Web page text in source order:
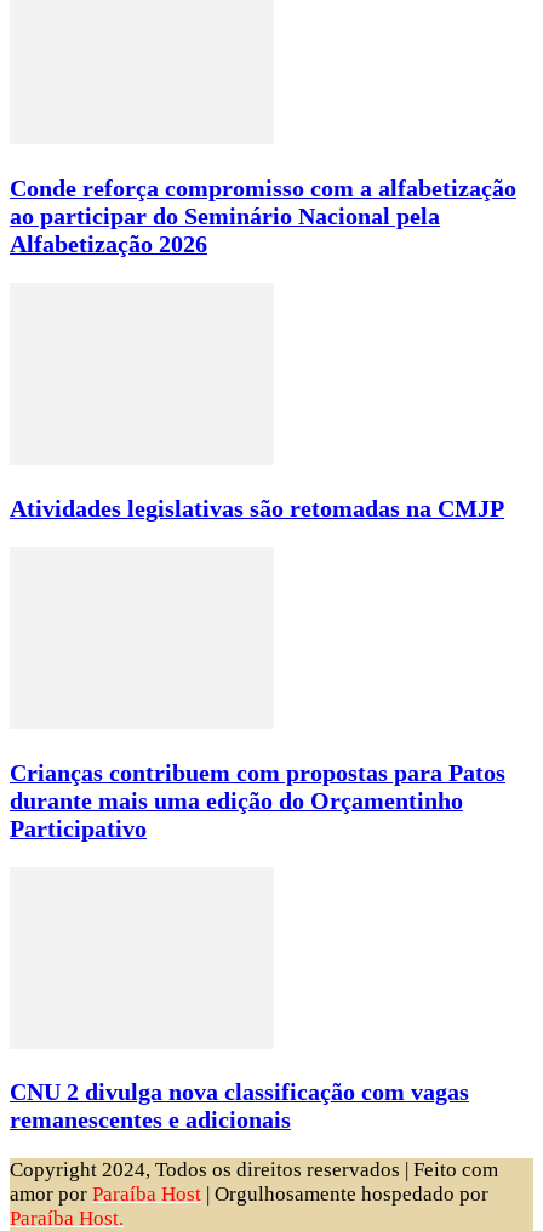
Conde reforça compromisso com a alfabetização
ao participar do Seminário Nacional pela
Alfabetização 2026
Atividades legislativas são retomadas na CMJP
Crianças contribuem com propostas para Patos
durante mais uma edição do Orçamentinho
Participativo
CNU 2 divulga nova classificação com vagas
remanescentes e adicionais
Copyright 2024, Todos os direitos reservados | Feito com
amor por Paraíba Host | Orgulhosamente hospedado por
Paraíba Host.